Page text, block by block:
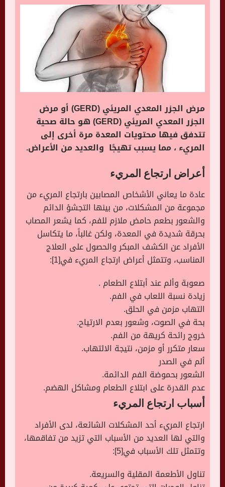
مرض الجزر المعدي المريئي (GERD) أو مرض
الجزر المعدي المريئي (GERD) هو حالة صحية
تتدفق فيها محتويات المعدة مرة أخرى إلى
المريء ، مما يسبب تهيجًا والعديد من الأعراض.
أعراض ارتجاع المريء
عادة ما يعاني الأشخاص المصابين بارتجاع المريء من
مجموعة من المشكلات، من بينها التجشؤ الدائم
والشعور بطعم حامض ملازم للفم، كما يشعر المصاب
بحرقة شديدة في المعدة، ولكن غالباً، ما يتكاسل
الأفراد عن الكشف المبكر والحصول على العلاج
المناسب، وتتمثل أعراض ارتجاع المريء في[1]:
صعوبة وألم عند أبتلاع الطعام .
زيادة نسبة اللعاب في الفم.
التهاب مزمن في الحلق.
بحة في الصوت، وشعور بعدم الارتياح.
خروج رائحة كريهة من الفم.
سعار متكرر أو مزمن، نتيجة الالتهاب.
ألم في الصدر
الشعور بحموضة الفم الدائمة.
عدم القدرة على ابتلاع الطعام ومشاكل الهضم.
أسباب ارتجاع المريء
ارتجاع المريء أحد المشكلات الشائعة، لدى الأفراد
والتي لها العديد من الأسباب التي تزيد من تفاقمها،
وتتمثل تلك الأسباب في[5]:
تناول الأطعمة المقلية والسريعة.